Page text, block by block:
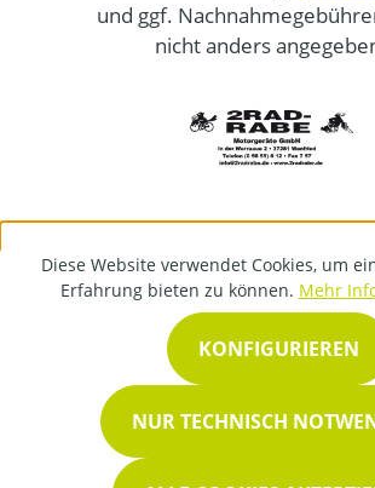
und ggf.
nicht anders
Diese Website verwendet Cookies, um
Erfahrung bieten zu können. Mehr
NUR TECHNISCH
KONFIGURIEREN